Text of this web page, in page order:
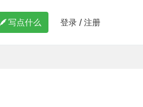
 写点什么 登录 / 注册